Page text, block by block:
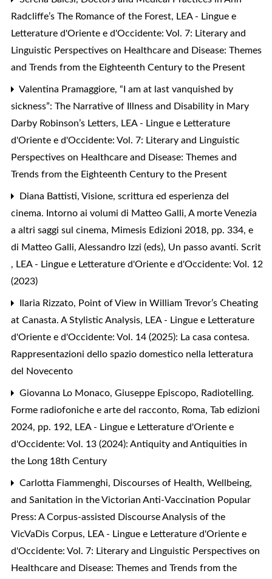
Radcliffe’s The Romance of the Forest, LEA - Lingue e
Letterature d'Oriente e d'Occidente: Vol. 7: Literary and
Linguistic Perspectives on Healthcare and Disease: Themes
and Trends from the Eighteenth Century to the Present
Valentina Pramaggiore, “I am at last vanquished by
sickness”: The Narrative of Illness and Disability in Mary
Darby Robinson’s Letters, LEA - Lingue e Letterature
d'Oriente e d'Occidente: Vol. 7: Literary and Linguistic
Perspectives on Healthcare and Disease: Themes and
Trends from the Eighteenth Century to the Present
Diana Battisti, Visione, scrittura ed esperienza del
cinema. Intorno ai volumi di Matteo Galli, A morte Venezia
a altri saggi sul cinema, Mimesis Edizioni 2018, pp. 334, e
di Matteo Galli, Alessandro Izzi (eds), Un passo avanti. Scrit
, LEA - Lingue e Letterature d'Oriente e d'Occidente: Vol. 12
(2023)
Ilaria Rizzato, Point of View in William Trevor’s Cheating
at Canasta. A Stylistic Analysis, LEA - Lingue e Letterature
d'Oriente e d'Occidente: Vol. 14 (2025): La casa contesa.
Rappresentazioni dello spazio domestico nella letteratura
del Novecento
Giovanna Lo Monaco, Giuseppe Episcopo, Radiotelling.
Forme radiofoniche e arte del racconto, Roma, Tab edizioni
2024, pp. 192, LEA - Lingue e Letterature d'Oriente e
d'Occidente: Vol. 13 (2024): Antiquity and Antiquities in
the Long 18th Century
Carlotta Fiammenghi, Discourses of Health, Wellbeing,
and Sanitation in the Victorian Anti-Vaccination Popular
Press: A Corpus-assisted Discourse Analysis of the
VicVaDis Corpus, LEA - Lingue e Letterature d'Oriente e
d'Occidente: Vol. 7: Literary and Linguistic Perspectives on
Healthcare and Disease: Themes and Trends from the